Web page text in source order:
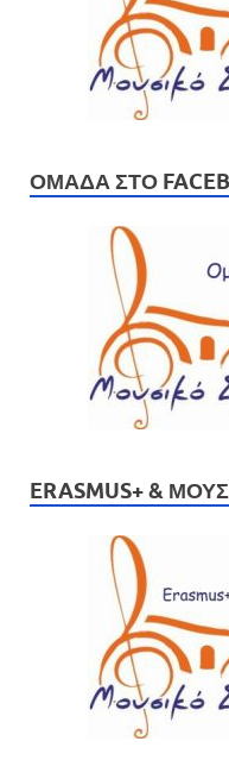
ΟΜΆΔΑ ΣΤΟ
ERASMUS+ &